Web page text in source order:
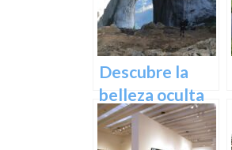
Descubre la
belleza oculta
de Guipuzcoa
en las Cuevas